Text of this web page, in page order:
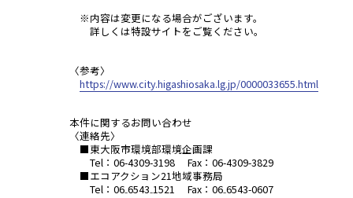
※内容は変更になる場合がございます。
詳しくは特設サイトをご覧ください。
〈参考〉
https://www.city.higashiosaka.lg.jp/0000033655.html
本件に関するお問い合わせ
〈連絡先〉
■東大阪市環境部環境企画課
Tel：06-4309-3198 Fax：06-4309-3829
■エコアクション21地域事務局
Tel：06₋6543₋1521 Fax：06₋6543-0607